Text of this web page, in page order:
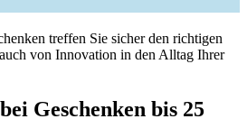
treffen Sie sicher den richtigen
von Innovation in den Alltag Ihrer
Geschenken bis 25